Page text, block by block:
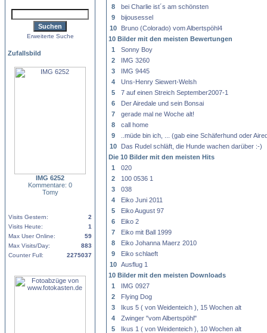
Erweiterte Suche
Zufallsbild
IMG 6252
Kommentare: 0
Tomy
Visits Gestern:
2
Visits Heute:
1
Max User Online:
59
Max Visits/Day:
883
Counter Full:
2275037
8
bei Charlie ist´s am schönsten
9
bijousessel
10
Bruno (Colorado) vom Albertspöhl4
10 Bilder mit den meisten Bewertungen
1
Sonny Boy
2
IMG 3260
3
IMG 9445
4
Uns-Henry Siewert-Welsh
5
7 auf einen Streich September2007-1
6
Der Airedale und sein Bonsai
7
gerade mal ne Woche alt!
8
call home
9
..müde bin ich, ... (gab eine Schäferhund oder
10
Das Rudel schläft, die Hunde wachen darüber :-)
Die 10 Bilder mit den meisten Hits
1
020
2
100 0536 1
3
038
4
Eiko Juni 2011
5
Eiko August 97
6
Eiko 2
7
Eiko mit Ball 1999
8
Eiko Johanna Maerz 2010
9
Eiko schlaeft
10
Ausflug 1
10 Bilder mit den meisten Downloads
1
IMG 0927
2
Flying Dog
3
Ikus 5 ( von Weidenteich ), 15 Wochen alt
4
Zwinger "vom Albertspöhl"
5
Ikus 1 ( von Weidenteich ), 10 Wochen alt